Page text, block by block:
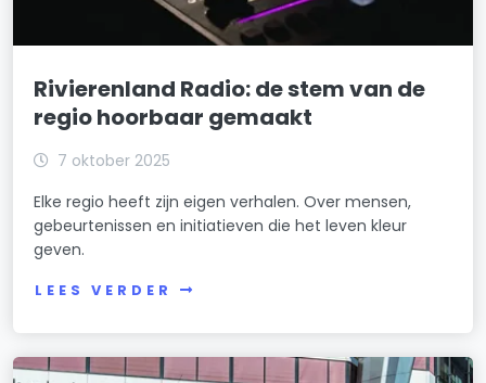
Rivierenland Radio: de stem van de
regio hoorbaar gemaakt
7 oktober 2025
Elke regio heeft zijn eigen verhalen. Over mensen,
gebeurtenissen en initiatieven die het leven kleur
geven.
LEES VERDER